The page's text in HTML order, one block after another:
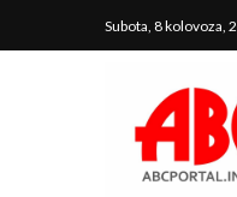
Subota, 8 kolovoza,